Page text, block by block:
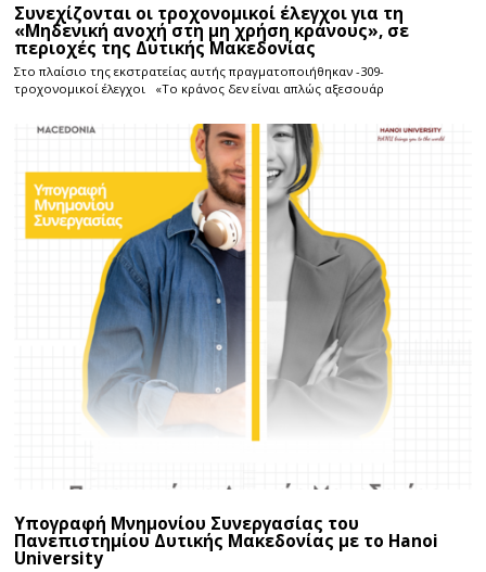
Συνεχίζονται οι τροχονομικοί έλεγχοι για τη
«Μηδενική ανοχή στη μη χρήση κράνους», σε
περιοχές της Δυτικής Μακεδονίας
Στο πλαίσιο της εκστρατείας αυτής πραγματοποιήθηκαν -309-
τροχονομικοί έλεγχοι «Το κράνος δεν είναι απλώς αξεσουάρ
Υπογραφή Μνημονίου Συνεργασίας του
Πανεπιστημίου Δυτικής Μακεδονίας με το Hanoi
University